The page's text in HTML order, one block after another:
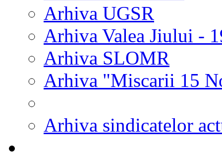
Arhiva UGSR
Arhiva Valea Jiului -
Arhiva SLOMR
Arhiva "Miscarii 15
Arhiva sindicatelor